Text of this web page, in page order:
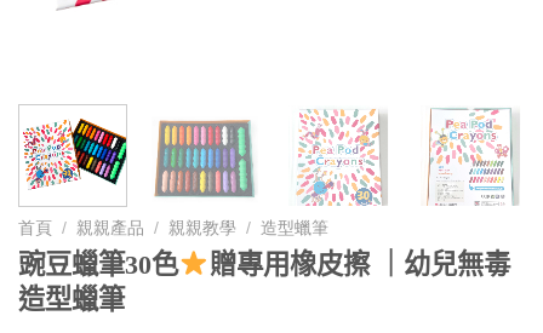
首頁 / 親親產品 / 親親教學 / 造型蠟筆
豌豆蠟筆30色
贈專用橡皮擦 ｜幼兒無毒
造型蠟筆